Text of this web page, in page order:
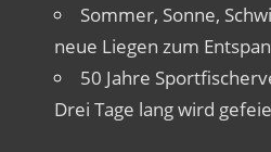
Sommer, Sonne,
neue Liegen zum
50 Jahre
Drei Tage lang wird